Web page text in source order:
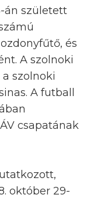
án született
és
A szolnoki
szolnoki
A futball
csapatának
október 29-